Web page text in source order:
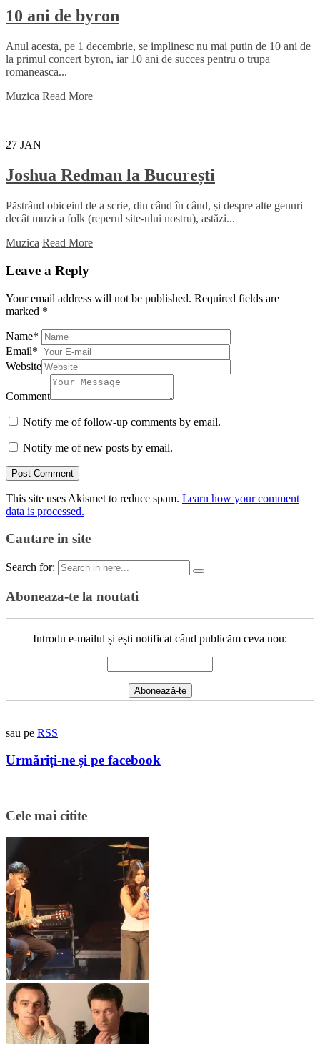
10 ani de byron
Anul acesta, pe 1 decembrie, se implinesc nu mai putin de 10 ani de
la primul concert byron, iar 10 ani de succes pentru o trupa
romaneasca...
Muzica Read More
27 JAN
Joshua Redman la București
Păstrând obiceiul de a scrie, din când în când, și despre alte genuri
decât muzica folk (reperul site-ului nostru), astăzi...
Muzica Read More
Leave a Reply
Your email address will not be published. Required fields are
marked *
Name*
Email*
Website
Comment
Notify me of follow-up comments by email.
Notify me of new posts by email.
This site uses Akismet to reduce spam. Learn how your comment
data is processed.
Cautare in site
Search for:
Aboneaza-te la noutati
Introdu e-mailul și ești notificat când publicăm ceva nou:
sau pe RSS
Urmăriți-ne și pe facebook
Cele mai citite